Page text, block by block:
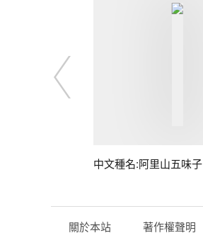
中文種名:阿里山五味子
關於本站 著作權聲明